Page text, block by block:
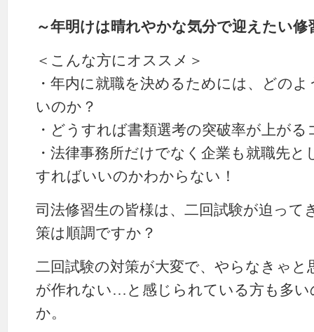
～年明けは晴れやかな気分で迎えたい修
＜こんな方にオススメ＞
・年内に就職を決めるためには、どの
いのか？
・どうすれば書類選考の突破率が上が
・法律事務所だけでなく企業も就職先
すればいいのかわからない！
司法修習生の皆様は、二回試験が迫って
策は順調ですか？
二回試験の対策が大変で、やらなきゃと
が作れない…と感じられている方も多
か。